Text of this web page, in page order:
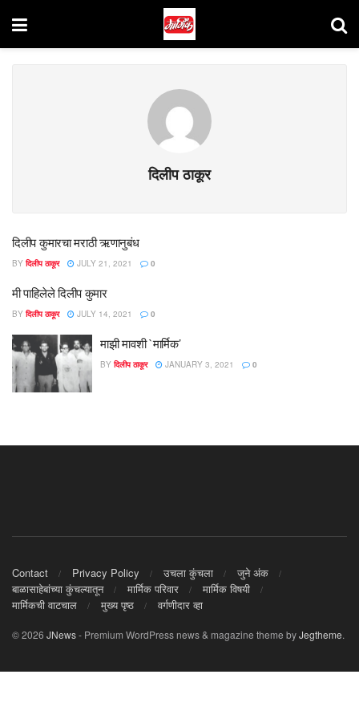
दिलीप ठाकूर
दिलीप कुमारचा मराठी ऋणानुबंध
BY दिलीप ठाकूर JULY 21, 2021 0
मी पाहिलेले दिलीप कुमार
BY दिलीप ठाकूर JULY 14, 2021 0
माझी मावशी `मार्मिक’
BY दिलीप ठाकूर JANUARY 3, 2021 0
Contact Privacy Policy उचला कुंचला
जुने अंक
बाळासाहेबांच्या कुंचल्यातून
मार्मिक परिवार
मार्मिक विषयी
मार्मिकची वाटचाल
मुख्य पृष्ठ वर्गणीदार व्हा
© 2026 JNews- Premium WordPress news & magazine theme byJegtheme.